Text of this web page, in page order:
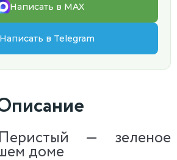
Написать в MAX
Написать в Telegram
— зеленое
доме